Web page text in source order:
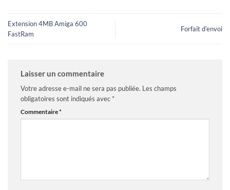
Extension 4MB Amiga 600
FastRam
Forfait d’envoi
Laisser un commentaire
Votre adresse e-mail ne sera pas publiée. Les champs
obligatoires sont indiqués avec *
Commentaire*